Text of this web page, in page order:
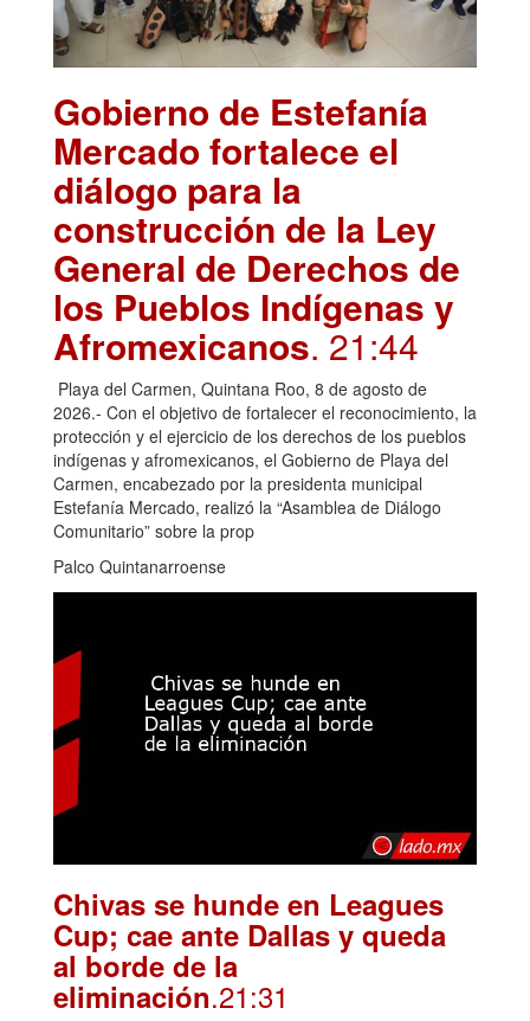
Gobierno de Estefanía
Mercado fortalece el
diálogo para la
construcción de la Ley
General de Derechos de
los Pueblos Indígenas y
Afromexicanos. 21:44
Playa del Carmen, Quintana Roo, 8 de agosto de
2026.- Con el objetivo de fortalecer el reconocimiento, la
protección y el ejercicio de los derechos de los pueblos
indígenas y afromexicanos, el Gobierno de Playa del
Carmen, encabezado por la presidenta municipal
Estefanía Mercado, realizó la “Asamblea de Diálogo
Comunitario” sobre la prop
Palco Quintanarroense
Chivas se hunde en Leagues
Cup; cae ante Dallas y queda
al borde de la
eliminación.21:31